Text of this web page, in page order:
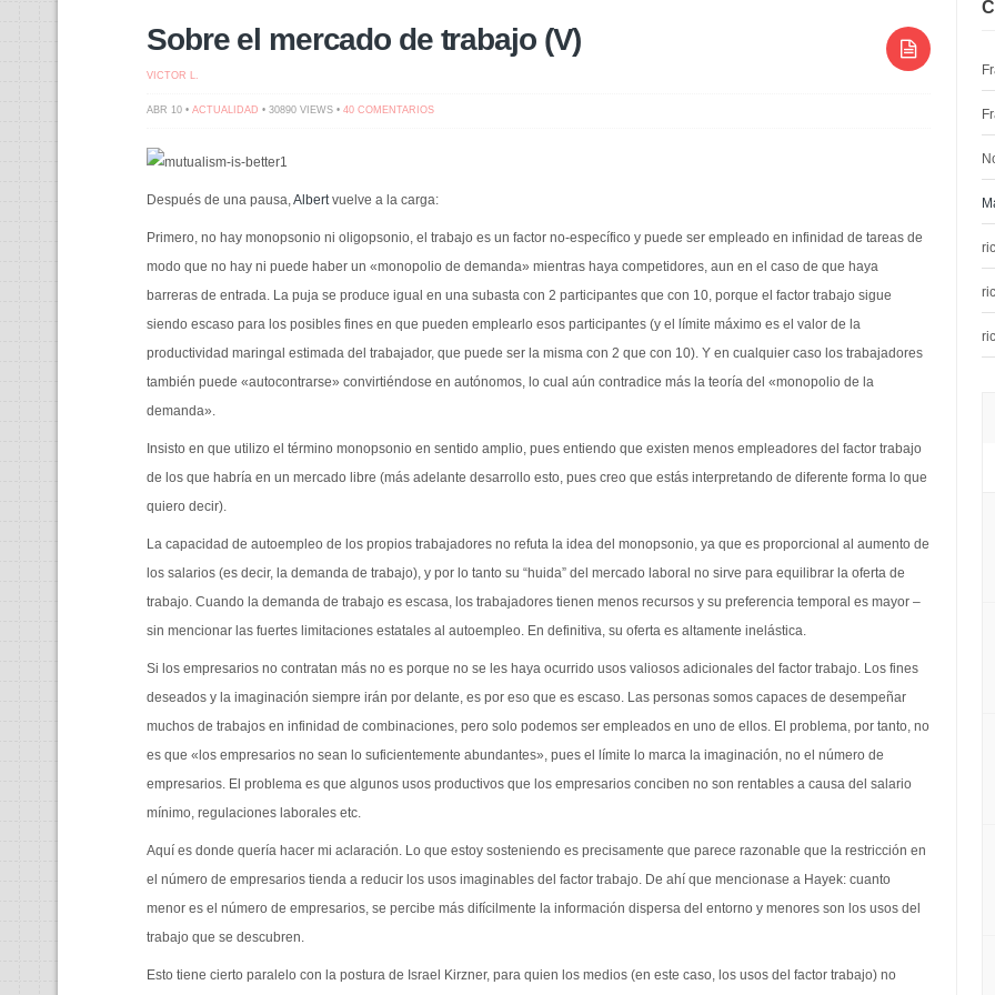
Sobre el mercado de trabajo (V)
VICTOR L.
ABR 10 • ACTUALIDAD • 30890 VIEWS • 40 COMENTARIOSEN
Después de una pausa,Albertvuelve a la carga:
Primero, no hay monopsonio ni oligopsonio, el trabajo es un factor no-específico y puede ser empleado en infinidad de tareas de
modo que no hay ni puede haber un «monopolio de demanda» mientras haya competidores, aun en el caso de que haya
barreras de entrada. La puja se produce igual en una subasta con 2 participantes que con 10, porque el factor trabajo sigue
siendo escaso para los posibles fines en que pueden emplearlo esos participantes (y el límite máximo es el valor de la
productividad maringal estimada del trabajador, que puede ser la misma con 2 que con 10). Y en cualquier caso los trabajadores
también puede «autocontrarse» convirtiéndose en autónomos, lo cual aún contradice más la teoría del «monopolio de la
demanda».
Insisto en que utilizo el término monopsonio en sentido amplio, pues entiendo que existen menos empleadores del factor trabajo
de los que habría en un mercado libre (más adelante desarrollo esto, pues creo que estás interpretando de diferente forma lo que
quiero decir).
La capacidad de autoempleo de los propios trabajadores no refuta la idea del monopsonio, ya que es proporcional al aumento de
los salarios (es decir, la demanda de trabajo), y por lo tanto su “huida” del mercado laboral no sirve para equilibrar la oferta de
trabajo. Cuando la demanda de trabajo es escasa, los trabajadores tienen menos recursos y su preferencia temporal es mayor –
sin mencionar las fuertes limitaciones estatales al autoempleo. En definitiva, su oferta es altamente inelástica.
Si los empresarios no contratan más no es porque no se les haya ocurrido usos valiosos adicionales del factor trabajo. Los fines
deseados y la imaginación siempre irán por delante, es por eso que es escaso. Las personas somos capaces de desempeñar
muchos de trabajos en infinidad de combinaciones, pero solo podemos ser empleados en uno de ellos. El problema, por tanto, no
es que «los empresarios no sean lo suficientemente abundantes», pues el límite lo marca la imaginación, no el número de
empresarios. El problema es que algunos usos productivos que los empresarios conciben no son rentables a causa del salario
mínimo, regulaciones laborales etc.
Aquí es donde quería hacer mi aclaración. Lo que estoy sosteniendo es precisamente que parece razonable que la restricción en
el número de empresarios tienda a reducir los usos imaginables del factor trabajo. De ahí que mencionase a Hayek: cuanto
menor es el número de empresarios, se percibe más difícilmente la información dispersa del entorno y menores son los usos del
trabajo que se descubren.
Esto tiene cierto paralelo con la postura de Israel Kirzner, para quien los medios (en este caso, los usos del factor trabajo) no